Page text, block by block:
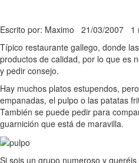
Escrito por: Maximo 21/03/2007 1
Típico restaurante gallego, donde
productos de calidad, por lo que es
y pedir consejo.
Hay muchos platos estupendos,
empanadas, el pulpo o las patatas
También se puede pedir para
guarnición que está de maravilla.
Si sois un grupo numeroso y